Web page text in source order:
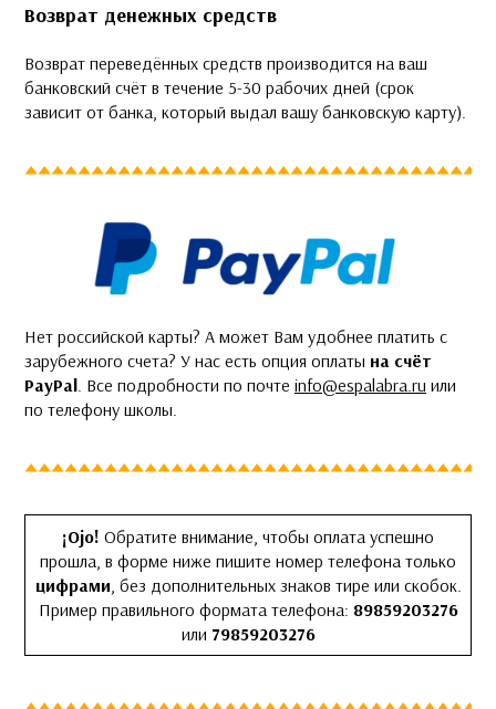
Возврат денежных средств
Возврат переведённых средств производится на ваш
банковский счёт в течение 5-30 рабочих дней (срок
зависит от банка, который выдал вашу банковскую карту).
Нет российской карты? А может Вам удобнее платить с
зарубежного счета? У нас есть опция оплаты на счёт
PayPal . Все подробности по почте info@espalabra.ru или
по телефону школы.
¡Ojo! Обратите внимание, чтобы оплата успешно
прошла, в форме ниже пишите номер телефона только
цифрами , без дополнительных знаков тире или скобок.
Пример правильного формата телефона: 89859203276
или 79859203276